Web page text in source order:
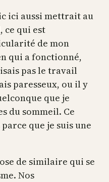
ici aussi mettrait au
ce qui est
de mon
qui a fonctionné,
pas le travail
paresseux, ou il y
que je
du sommeil. Ce
que je suis une
de similaire qui se
Nos